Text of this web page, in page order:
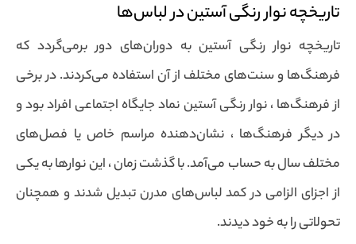
تاریخچه نوار رنگی آستین در لباس‌ها
تاریخچه نوار رنگی آستین به دوران‌های دور برمی‌گردد که
فرهنگ‌ها و سنت‌های مختلف از آن استفاده می‌کردند. در برخی
از فرهنگ‌ها ، نوار رنگی آستین نماد جایگاه اجتماعی افراد بود و
در دیگر فرهنگ‌ها ، نشان‌دهنده مراسم خاص یا فصل‌های
مختلف سال به حساب می‌آمد. با گذشت زمان ، این نوارها به یکی
از اجزای الزامی در کمد لباس‌های مدرن تبدیل شدند و همچنان
تحولاتی را به خود دیدند.